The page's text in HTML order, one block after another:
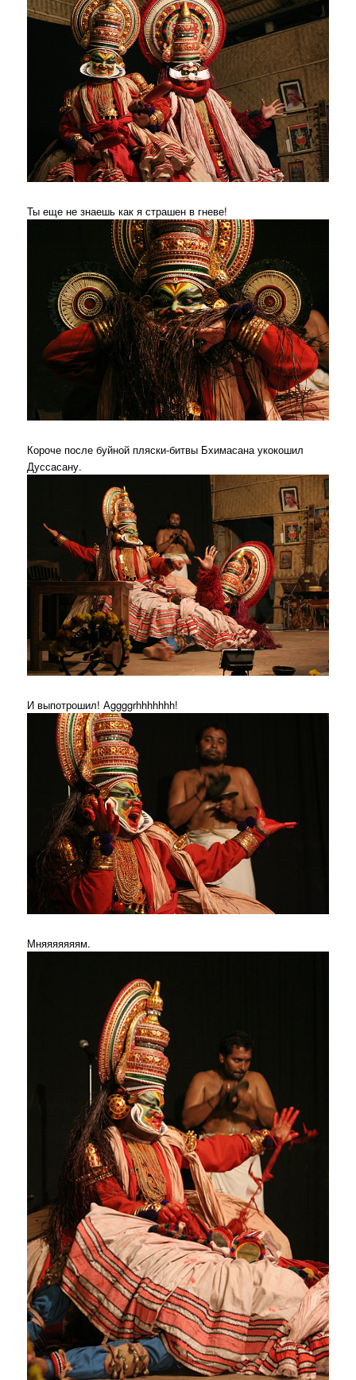
Ты еще не знаешь как я страшен в гневе!
Короче после буйной пляски-битвы Бхимасана укокошил
Дуссасану.
И выпотрошил! Аggggrhhhhhhh!
Мняяяяяяям.